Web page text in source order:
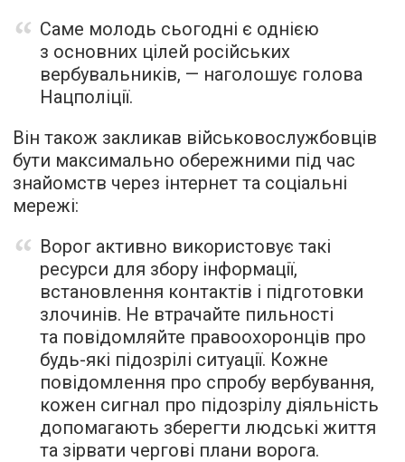
Саме молодь сьогодні є однією
з основних цілей російських
вербувальників, — наголошує голова
Нацполіції.
Він також закликав військовослужбовців
бути максимально обережними під час
знайомств через інтернет та соціальні
мережі:
Ворог активно використовує такі
ресурси для збору інформації,
встановлення контактів і підготовки
злочинів. Не втрачайте пильності
та повідомляйте правоохоронців про
будь-які підозрілі ситуації. Кожне
повідомлення про спробу вербування,
кожен сигнал про підозрілу діяльність
допомагають зберегти людські життя
та зірвати чергові плани ворога.